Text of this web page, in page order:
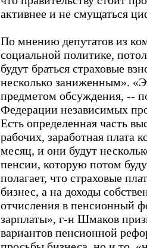
активнее и не смущаться
По мнению депутатов из
социальной политике,
будут браться страховые
несколько заниженным».
предметом обсуждения, --
Федерации независимых
Есть определенная часть
рабочих, заработная плата
месяц, и они будут
пенсии, которую потом
полагает, что страховые
бизнес, а на доходы
отчисления в пенсионный
зарплаты», г-н Шмаков
вариантов пенсионной